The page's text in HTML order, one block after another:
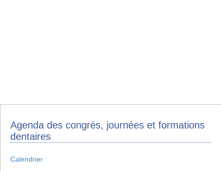
Agenda des congrès, journées et formations
dentaires
Calendrier